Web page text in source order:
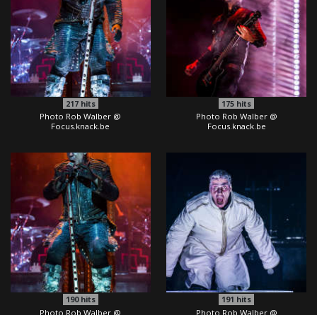
217hits
Photo Rob Walber @
Focus.knack.be
175 hits
Photo Rob Walber @
Focus.knack.be
190hits
Photo Rob Walber @
191 hits
Photo Rob Walber @